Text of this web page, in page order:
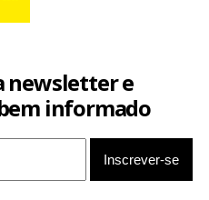
newsletter e
informado